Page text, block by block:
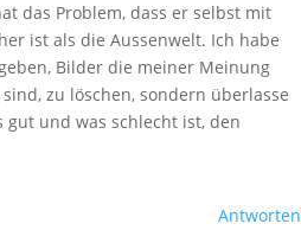
das Problem, dass er selbst mit
ist als die Aussenwelt. Ich habe
Bilder die meiner Meinung
zu löschen, sondern überlasse
gut und was schlecht ist, den
Antworten